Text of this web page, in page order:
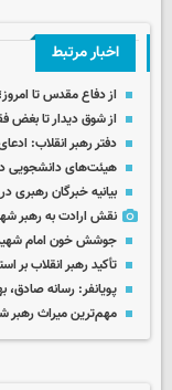
اخبار مرتبط
از دفاع مقدس تا
از شوق دیدار تا بغض
دفتر رهبر انقلاب:
هیئت‌های دانشجویی
بیانیه خبرگان رهبری
نقش ارادت به رهبر
جوشش خون امام شهید
تأکید رهبر انقلاب بر
پویانفر: رسانه
مهم‌ترین میراث